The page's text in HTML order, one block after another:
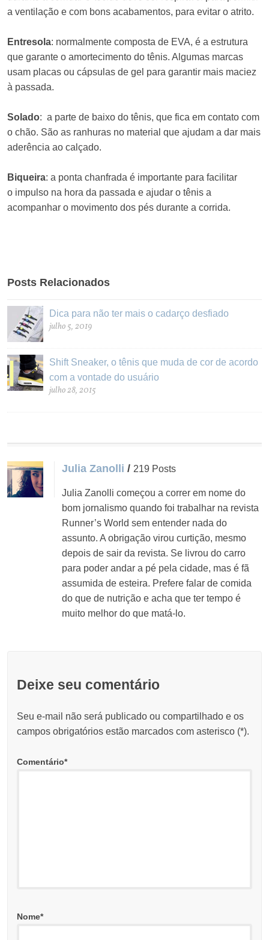
a ventilação e com bons acabamentos, para evitar o atrito.
Entresola: normalmente composta de EVA, é a estrutura
que garante o amortecimento do tênis. Algumas marcas
usam placas ou cápsulas de gel para garantir mais maciez
à passada.
Solado: a parte de baixo do tênis, que fica em contato com
o chão. São as ranhuras no material que ajudam a dar mais
aderência ao calçado.
Biqueira: a ponta chanfrada é importante para facilitar
o impulso na hora da passada e ajudar o tênis a
acompanhar o movimento dos pés durante a corrida.
Posts Relacionados
Dica para não ter mais o cadarço desfiado
julho 5, 2019
Shift Sneaker, o tênis que muda de cor de acordo
com a vontade do usuário
julho 28, 2015
Julia Zanolli /219 Posts
Julia Zanolli começou a correr em nome do
bom jornalismo quando foi trabalhar na revista
Runner’s World sem entender nada do
assunto. A obrigação virou curtição, mesmo
depois de sair da revista. Se livrou do carro
para poder andar a pé pela cidade, mas é fã
assumida de esteira. Prefere falar de comida
do que de nutrição e acha que ter tempo é
muito melhor do que matá-lo.
Deixe seu comentário
Seu e-mail não será publicado ou compartilhado e os
campos obrigatórios estão marcados com asterisco (*).
Comentário*
Nome*